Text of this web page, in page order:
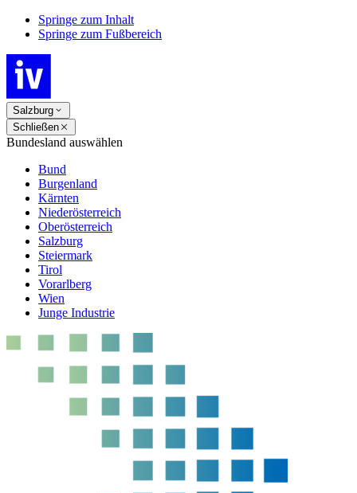
Springe zum Inhalt
Springe zum Fußbereich
Salzburg
Schließen
Bundesland auswählen
Bund
Burgenland
Kärnten
Niederösterreich
Oberösterreich
Salzburg
Steiermark
Tirol
Vorarlberg
Wien
Junge Industrie